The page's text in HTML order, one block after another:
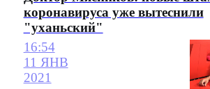
коронавируса уже вытеснили
"уханьский"
16:54
11 ЯНВ
2021